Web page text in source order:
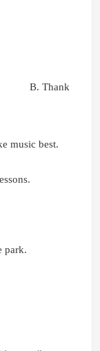
B. Thank
music best.